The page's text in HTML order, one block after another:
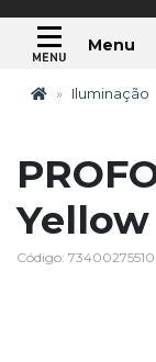
Menu
Iluminação
Yellow
Código: